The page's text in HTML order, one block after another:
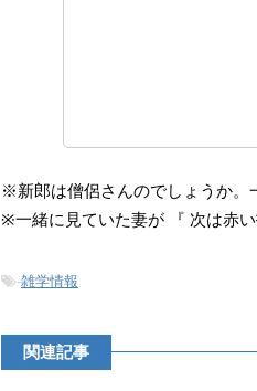
※新郎は僧侶さんのでしょうか。
※一緒に見ていた妻が 『 次は赤
-雑学情報
関連記事